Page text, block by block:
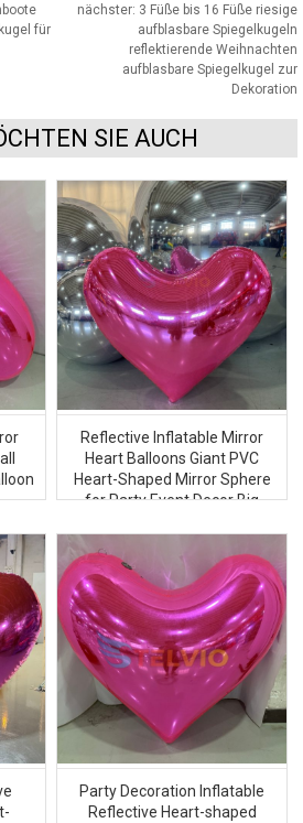
für
nächster: 3 Füße bis 16 Füße riesige
aufblasbare Spiegelkugeln
reflektierende Weihnachten
aufblasbare Spiegelkugel zur
Dekoration
SIE AUCH
Reflective Inflatable Mirror
Heart Balloons Giant PVC
Heart-Shaped Mirror Sphere
for Party Event Decor Big
Party Decoration Inflatable
Reflective Heart-shaped